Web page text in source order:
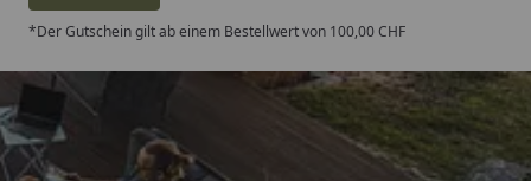
*Der Gutschein gilt ab einem Bestellwert von 100,00 CHF
Trusted Shops